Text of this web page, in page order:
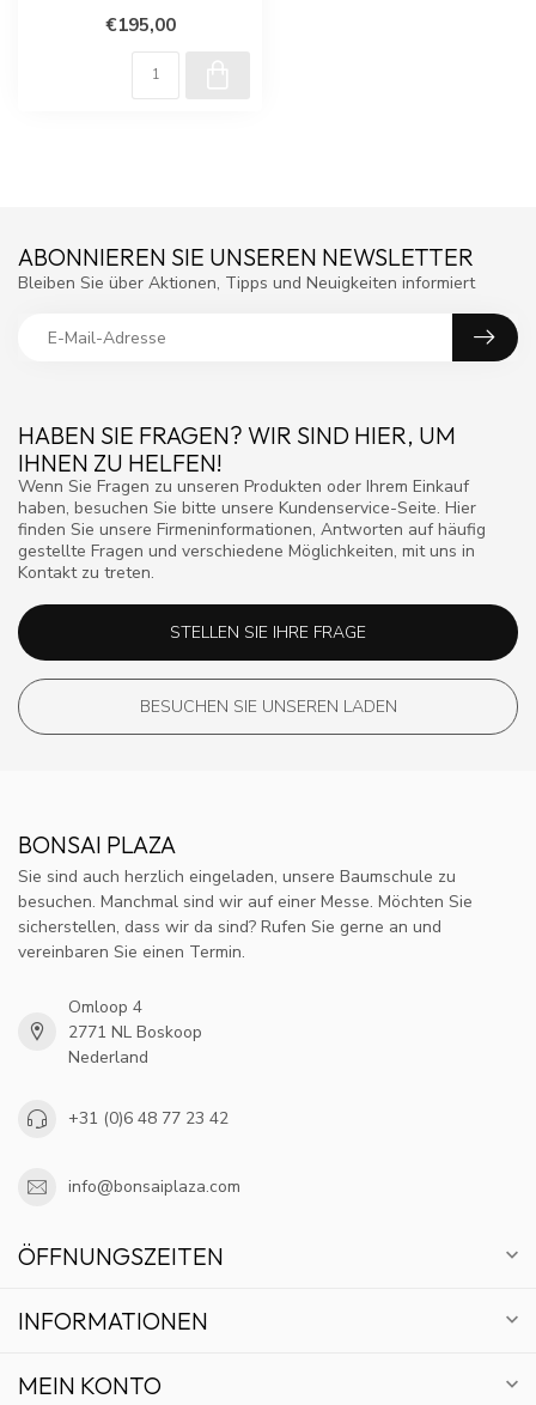
€195,00
HABEN SIE FRAGEN? WIR SIND HIER, UM
IHNEN ZU HELFEN!
Wenn Sie Fragen zu unseren Produkten oder Ihrem Einkauf
haben, besuchen Sie bitte unsere Kundenservice-Seite. Hier
finden Sie unsere Firmeninformationen, Antworten auf häufig
gestellte Fragen und verschiedene Möglichkeiten, mit uns in
Kontakt zu treten.
STELLEN SIE IHRE FRAGE
BESUCHEN SIE UNSEREN LADEN
ABONNIEREN SIE UNSEREN NEWSLETTER
Bleiben Sie über Aktionen, Tipps und Neuigkeiten informiert
BONSAI PLAZA
Sie sind auch herzlich eingeladen, unsere Baumschule zu
besuchen. Manchmal sind wir auf einer Messe. Möchten Sie
sicherstellen, dass wir da sind? Rufen Sie gerne an und
vereinbaren Sie einen Termin.
Omloop 4
2771 NL Boskoop
Nederland
+31 (0)6 48 77 23 42
info@bonsaiplaza.com
ÖFFNUNGSZEITEN
INFORMATIONEN
MEIN KONTO